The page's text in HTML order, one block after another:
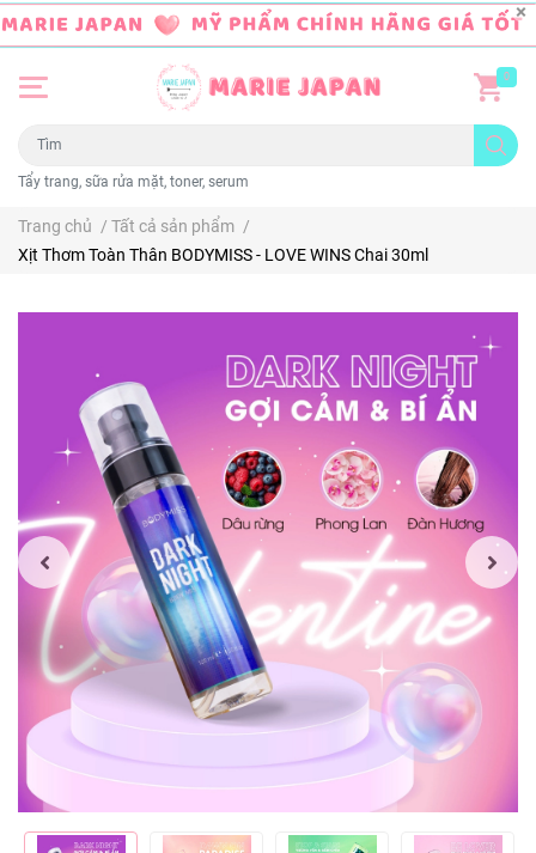
Tẩy trang, sữa rửa mặt, toner, serum
0
Trang chủ / Tất cả sản phẩm /
Xịt Thơm Toàn Thân BODYMISS - LOVE WINS Chai 30ml